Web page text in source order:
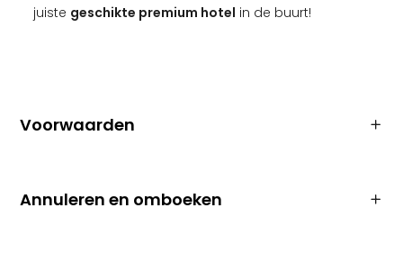
juiste geschikte premium hotel in de buurt!
Voorwaarden
Annuleren en omboeken